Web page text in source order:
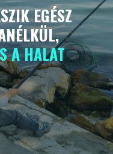
EGÉSZ
A HALAT